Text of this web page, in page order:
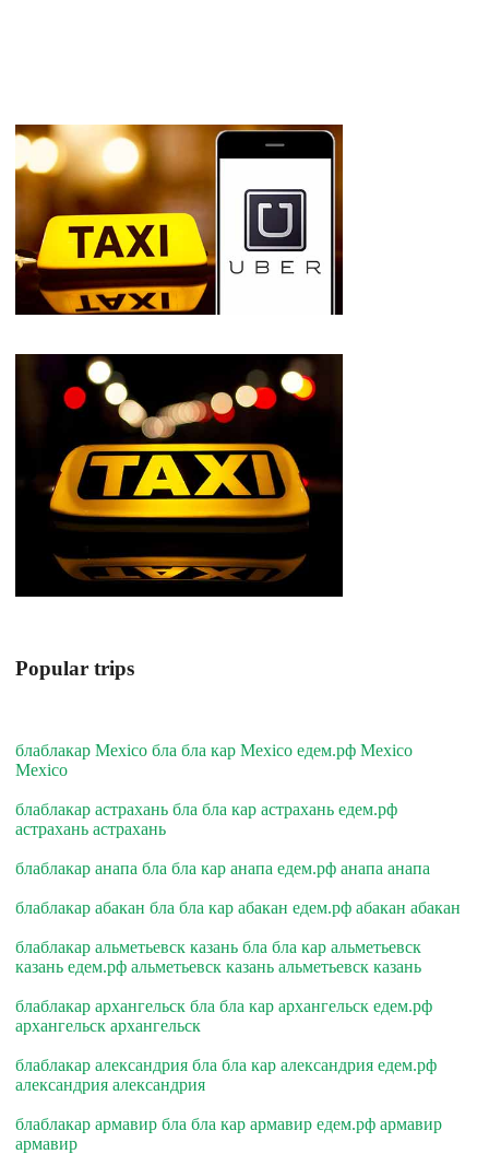
Popular trips
блаблакар Mexico бла бла кар Mexico едем.рф Mexico
Mexico
блаблакар астрахань бла бла кар астрахань едем.рф
астрахань астрахань
блаблакар анапа бла бла кар анапа едем.рф анапа анапа
блаблакар абакан бла бла кар абакан едем.рф абакан абакан
блаблакар альметьевск казань бла бла кар альметьевск
казань едем.рф альметьевск казань альметьевск казань
блаблакар архангельск бла бла кар архангельск едем.рф
архангельск архангельск
блаблакар александрия бла бла кар александрия едем.рф
александрия александрия
блаблакар армавир бла бла кар армавир едем.рф армавир
армавир